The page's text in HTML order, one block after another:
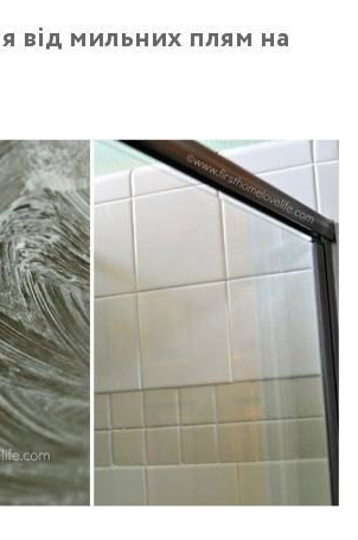
від мильних плям на